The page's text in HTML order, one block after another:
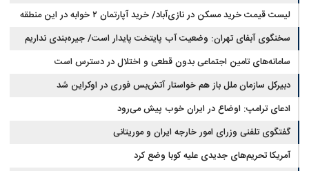
مجلس: بیانیه‌ای شامل تصحیح مسیر تردد دریایی در تنگه، در آستانه نهایی شدن
است
لیست قیمت خرید مسکن در نازی‌آباد/ خرید آپارتمان ۲ خوابه در این منطقه
چقدر سرمایه نیاز دارد؟ + جدول مردادماه ۱۴۰۵
سخنگوی آبفای تهران: وضعیت آب پایتخت پایدار است/ جیره‌بندی نداریم
سامانه‌های تامین اجتماعی بدون قطعی و اختلال در دسترس است
دبیرکل سازمان ملل باز هم خواستار آتش‌بس فوری در اوکراین شد
ادعای ترامپ: اوضاع در ایران خوب پیش می‌رود
گفتگوی تلفنی وزرای امور خارجه ایران و موریتانی
آمریکا تحریم‌های جدیدی علیه کوبا وضع کرد